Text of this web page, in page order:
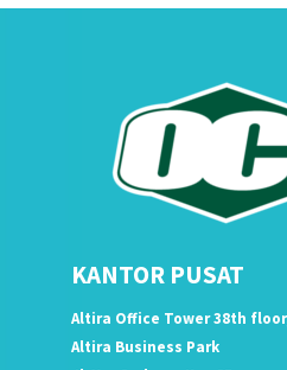
KANTOR PUSAT
Altira Office Tower 38th
Altira Business Park